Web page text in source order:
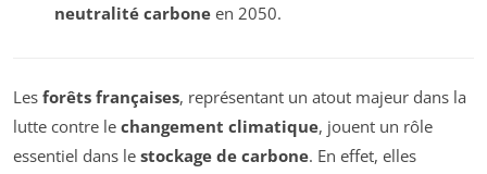
neutralité carboneen 2050.
Les forêts françaises, représentant un atout majeur dans la
lutte contre le changement climatique, jouent un rôle
essentiel dans le stockage de carbone. En effet, elles